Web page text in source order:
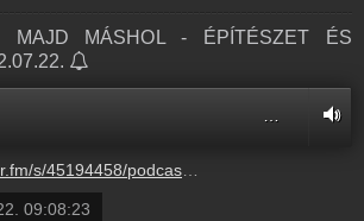
MAJD MÁSHOL - ÉPÍTÉSZET ÉS
09:08:23